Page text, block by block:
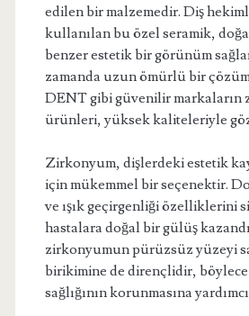
edilen bir malzemedir. Diş
kullanılan bu özel seramik,
benzer estetik bir görünüm
zamanda uzun ömürlü bir
DENT gibi güvenilir markaların
ürünleri, yüksek kaliteleriyle
Zirkonyum, dişlerdeki estetik
için mükemmel bir seçenektir.
ve ışık geçirgenliği özelliklerini
hastalara doğal bir gülüş
zirkonyumun pürüzsüz yüzeyi
birikimine de dirençlidir, böylece
sağlığının korunmasına